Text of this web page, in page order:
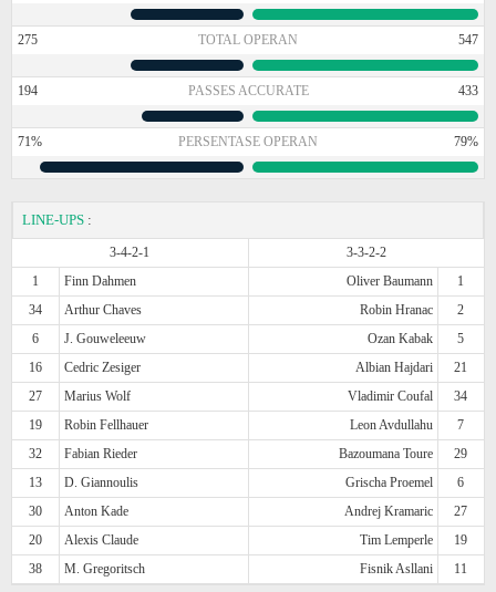
275 TOTAL OPERAN 547
194 PASSES ACCURATE 433
71% PERSENTASE OPERAN 79%
LINE-UPS :
3-4-2-1
3-3-2-2
1
Finn Dahmen Oliver Baumann
1
34
Arthur Chaves Robin Hranac
2
6
J. Gouweleeuw Ozan Kabak
5
16
Cedric Zesiger Albian Hajdari
21
27
Marius Wolf Vladimir Coufal
34
19
Robin Fellhauer Leon Avdullahu
7
32
Fabian Rieder Bazoumana Toure
29
13
D. Giannoulis Grischa Proemel
6
30
Anton Kade Andrej Kramaric
27
20
Alexis Claude Tim Lemperle
19
38
M. Gregoritsch Fisnik Asllani 11